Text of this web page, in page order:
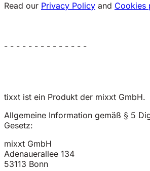
Read our Privacy Policy and Cookies
- - - - - - - - - - - - - -
tixxt ist ein Produkt der mixxt GmbH.
Allgemeine Information gemäß § 5
Gesetz:
mixxt GmbH
Adenauerallee 134
53113 Bonn